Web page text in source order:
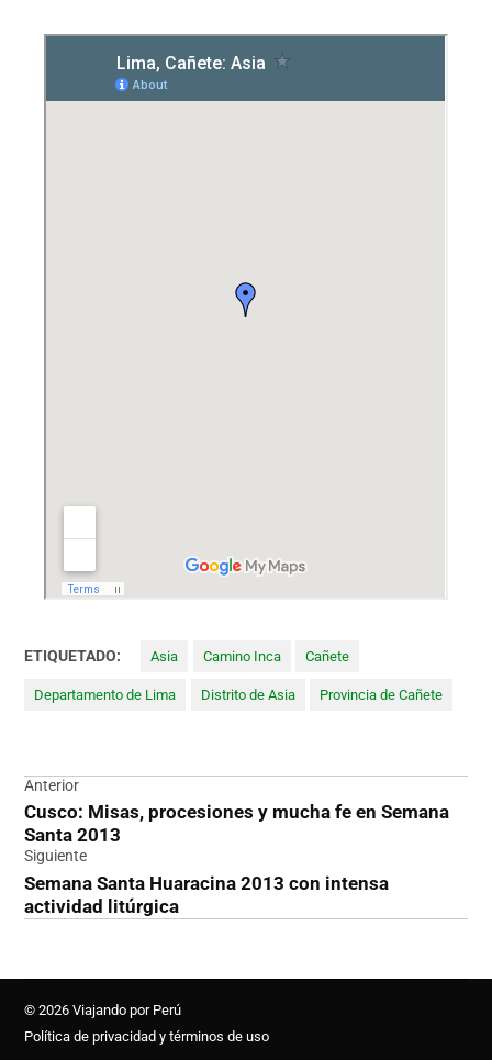
ETIQUETADO: Asia Camino Inca Cañete
Departamento de Lima Distrito de Asia Provincia de Cañete
Navegación
de
entradas
Anterior
Cusco: Misas, procesiones y mucha fe en Semana
Santa 2013
Siguiente
Semana Santa Huaracina 2013 con intensa
actividad litúrgica
© 2026 Viajando por Perú
Política de privacidad y términos de uso